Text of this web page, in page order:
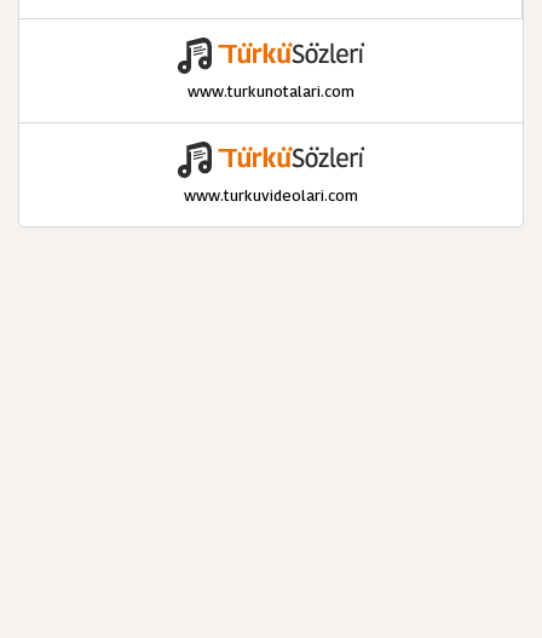
www.turkunotalari.com
www.turkuvideolari.com